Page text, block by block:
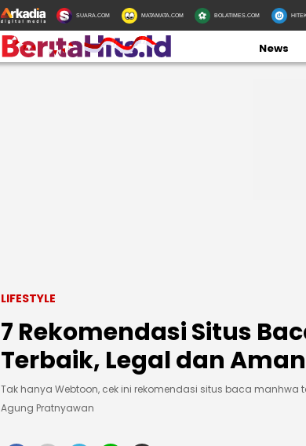
SUARA.COM MATAMATA.COM BOLATIMES.COM
News
LIFESTYLE
7 Rekomendasi Situs
Terbaik, Legal dan Aman
Tak hanya Webtoon, cek ini rekomendasi situs baca manhwa
Agung Pratnyawan